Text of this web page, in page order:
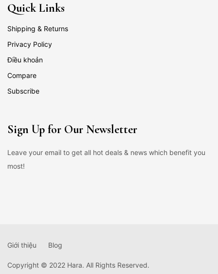
Quick Links
Shipping & Returns
Privacy Policy
Điều khoản
Compare
Subscribe
Sign Up for Our Newsletter
Leave your email to get all hot deals & news which benefit you
most!
Copyright © 2022 Hara. All Rights Reserved.
Giới thiệu Blog